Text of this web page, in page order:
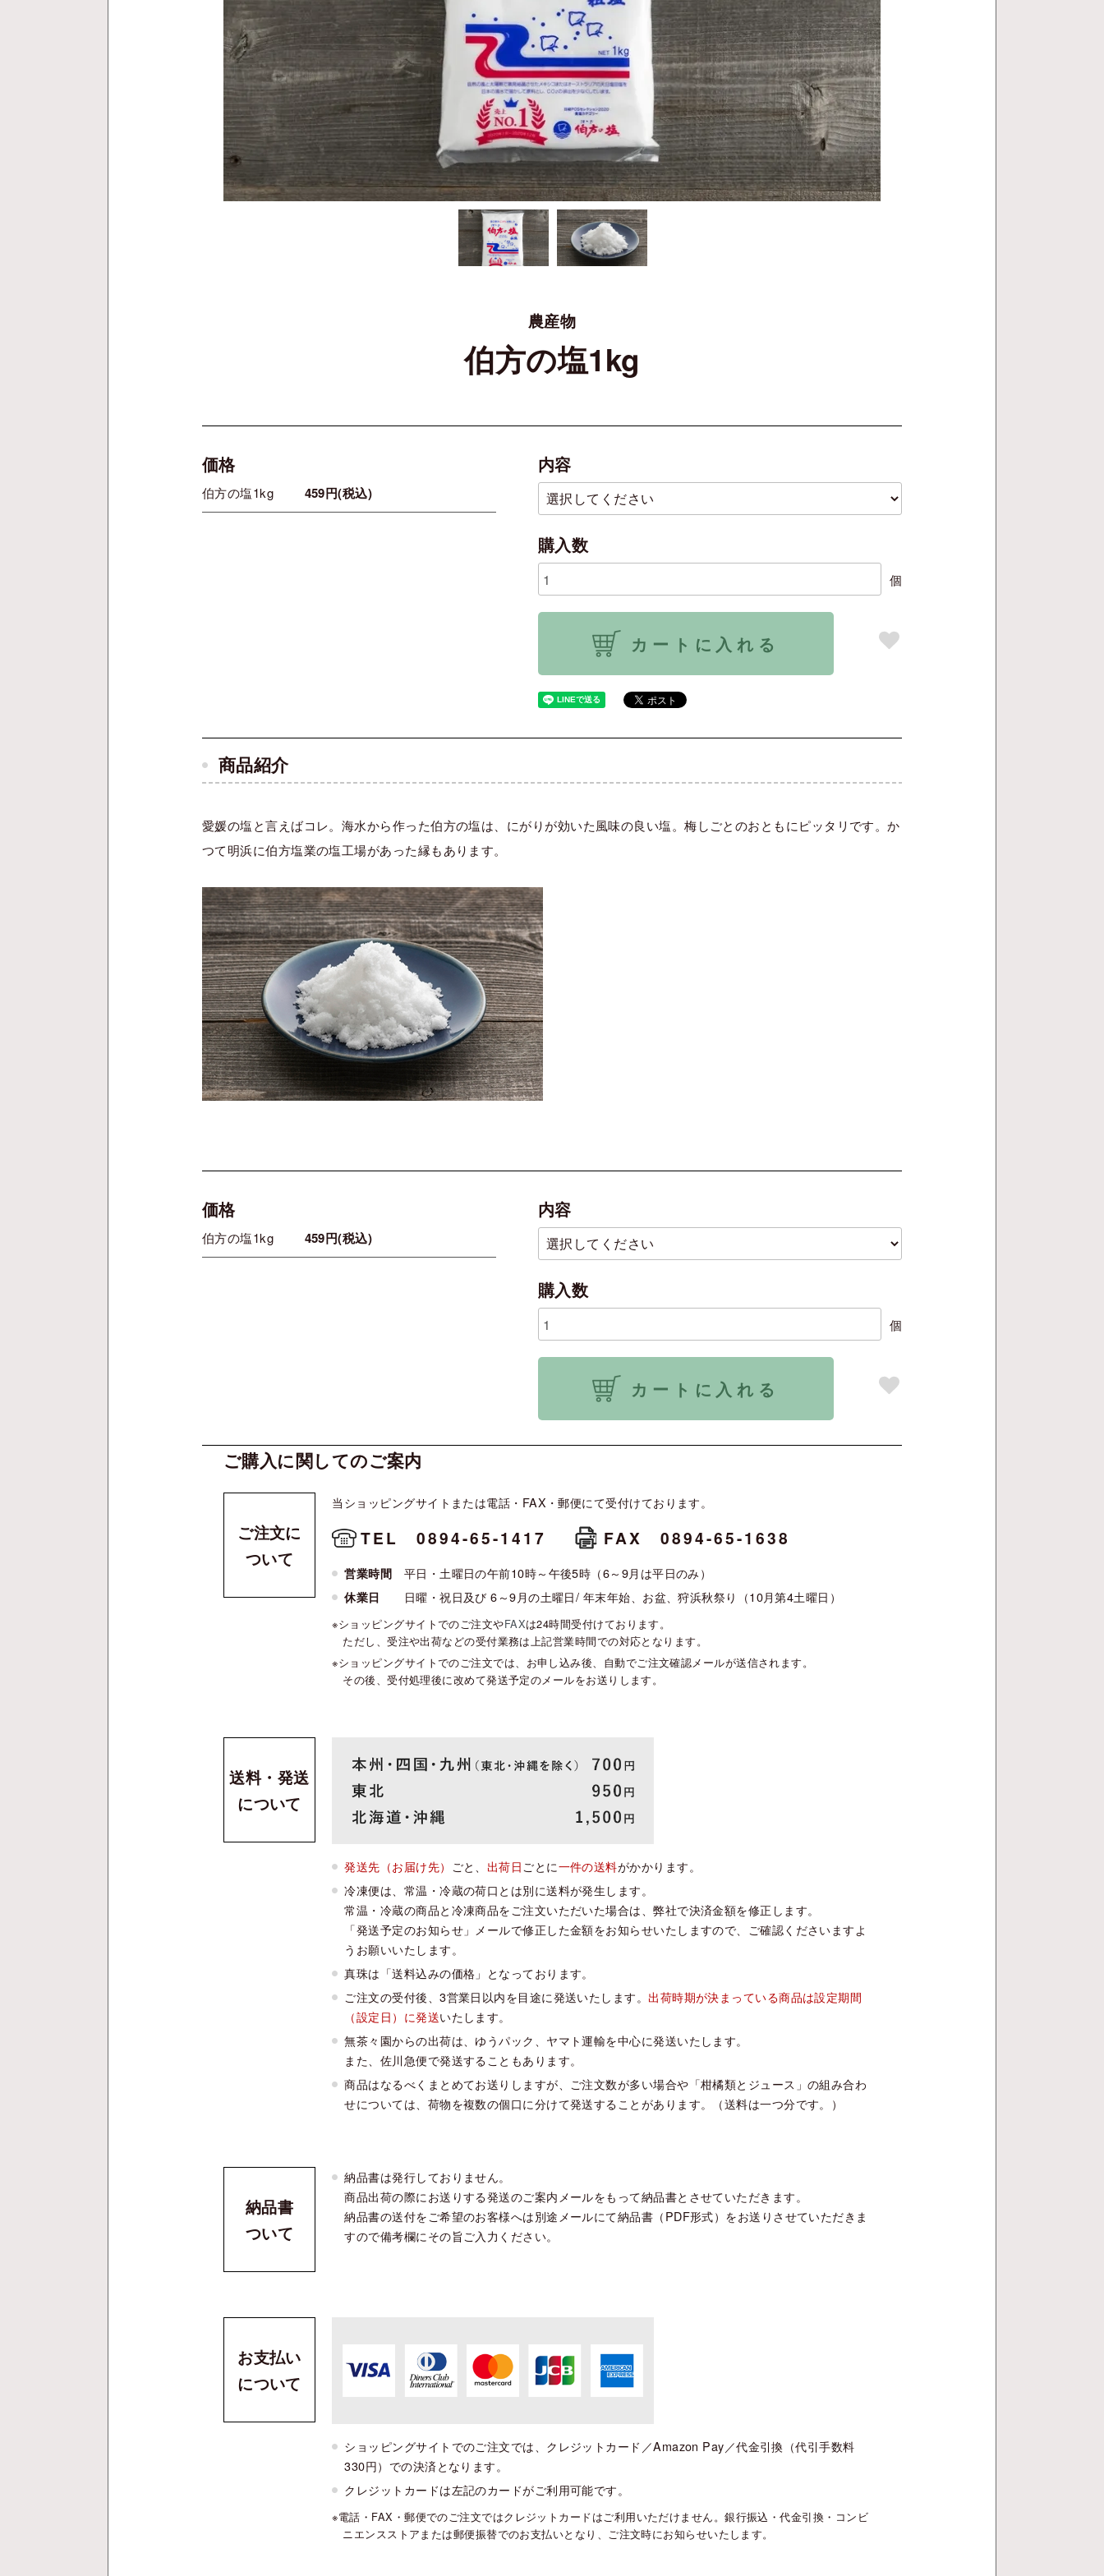
農産物
伯方の塩1kg
価格
伯方の塩1kg 459円(税込)
内容
購入数
個
カートに入れる
商品紹介
愛媛の塩と言えばコレ。海水から作った伯方の塩は、にがりが効いた風味の良い塩。梅しごとのおともにピッタリです。か
つて明浜に伯方塩業の塩工場があった縁もあります。
価格
伯方の塩1kg 459円(税込)
内容
購入数
個
カートに入れる
ご購入に関してのご案内
ご注文に
ついて
当ショッピングサイトまたは電話・FAX・郵便にて受付けております。
TEL 0894-65-1417 FAX 0894-65-1638
営業時間 平日・土曜日の午前10時～午後5時（6～9月は平日のみ）
休業日 日曜・祝日及び 6～9月の土曜日/ 年末年始、お盆、狩浜秋祭り（10月第4土曜日）
ショッピングサイトでのご注文やFAXは24時間受付けております。
ただし、受注や出荷などの受付業務は上記営業時間での対応となります。
ショッピングサイトでのご注文では、お申し込み後、自動でご注文確認メールが送信されます。
その後、受付処理後に改めて発送予定のメールをお送りします。
送料・発送
について
発送先（お届け先） ごと、 出荷日ごとに一件の送料がかかります。
冷凍便は、常温・冷蔵の荷口とは別に送料が発生します。
常温・冷蔵の商品と冷凍商品をご注文いただいた場合は、弊社で決済金額を修正します。
「発送予定のお知らせ」メールで修正した金額をお知らせいたしますので、ご確認くださいますよ
うお願いいたします。
真珠は「送料込みの価格」となっております。
ご注文の受付後、3営業日以内を目途に発送いたします。出荷時期が決まっている商品は設定期間
（設定日）に発送いたします。
無茶々園からの出荷は、ゆうパック、ヤマト運輸を中心に発送いたします。
また、佐川急便で発送することもあります。
商品はなるべくまとめてお送りしますが、ご注文数が多い場合や「柑橘類とジュース」の組み合わ
せについては、荷物を複数の個口に分けて発送することがあります。（送料は一つ分です。）
納品書
ついて
納品書は発行しておりません。
商品出荷の際にお送りする発送のご案内メールをもって納品書とさせていただきます。
納品書の送付をご希望のお客様へは別途メールにて納品書（PDF形式）をお送りさせていただきま
すので備考欄にその旨ご入力ください。
お支払い
について
ショッピングサイトでのご注文では、クレジットカード／Amazon Pay／代金引換（代引手数料
330円）での決済となります。
クレジットカードは左記のカードがご利用可能です。
電話・FAX・郵便でのご注文ではクレジットカードはご利用いただけません。銀行振込・代金引換・コンビ
ニエンスストアまたは郵便振替でのお支払いとなり、ご注文時にお知らせいたします。